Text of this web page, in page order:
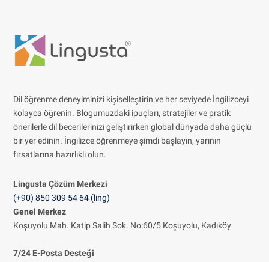
Dil öğrenme deneyiminizi kişiselleştirin ve her seviyede İngilizceyi
kolayca öğrenin. Blogumuzdaki ipuçları, stratejiler ve pratik
önerilerle dil becerilerinizi geliştirirken global dünyada daha güçlü
bir yer edinin. İngilizce öğrenmeye şimdi başlayın, yarının
fırsatlarına hazırlıklı olun.
Lingusta Çözüm Merkezi
(+90) 850 309 54 64 (ling)
Genel Merkez
Koşuyolu Mah. Katip Salih Sok. No:60/5 Koşuyolu, Kadıköy
7/24 E-Posta Desteği